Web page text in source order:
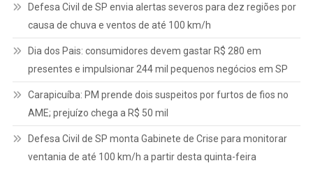
Defesa Civil de SP envia alertas severos para dez regiões por
causa de chuva e ventos de até 100 km/h
Dia dos Pais: consumidores devem gastar R$ 280 em
presentes e impulsionar 244 mil pequenos negócios em SP
Carapicuíba: PM prende dois suspeitos por furtos de fios no
AME; prejuízo chega a R$ 50 mil
Defesa Civil de SP monta Gabinete de Crise para monitorar
ventania de até 100 km/h a partir desta quinta-feira